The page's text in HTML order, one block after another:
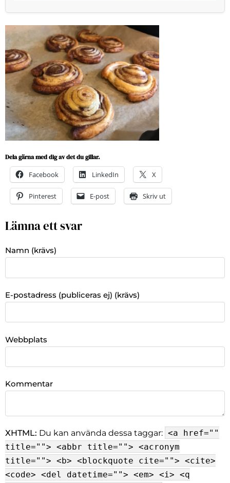
Dela gärna med dig av det du gillar.
Facebook LinkedIn X
Pinterest E-post Skriv ut
Lämna ett svar
Namn (krävs)
E-postadress (publiceras ej) (krävs)
Webbplats
Kommentar
XHTML: Du kan använda dessa taggar: <a href=""
title=""> <abbr title=""> <acronym
title=""> <b> <blockquote cite=""> <cite>
<code> <del datetime=""> <em> <i> <q